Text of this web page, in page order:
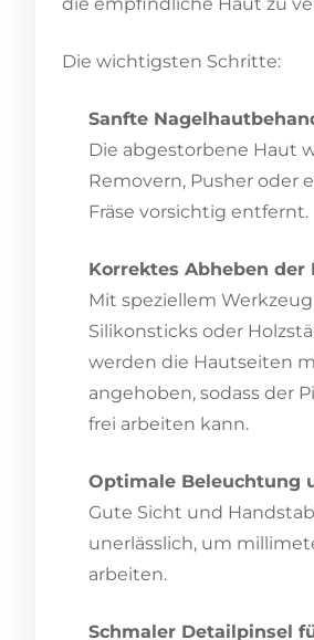
Die wichtigsten Schritte:
Sanfte
Die abgestorbene Haut
Removern, Pusher oder
Fräse vorsichtig entfernt.
Korrektes Abheben der
Mit speziellem Werkzeug
Silikonsticks oder
werden die Hautseiten
angehoben, sodass der
frei arbeiten kann.
Optimale Beleuchtung
Gute Sicht und
unerlässlich, um
arbeiten.
Schmaler Detailpinsel